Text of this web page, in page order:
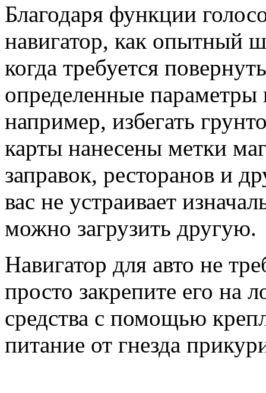
Благодаря функции
навигатор, как опытный
когда требуется
определенные
например, избегать
карты нанесены метки
заправок, ресторанов и
вас не устраивает
можно загрузить другую.
Навигатор для авто не
просто закрепите его на
средства с помощью
питание от гнезда